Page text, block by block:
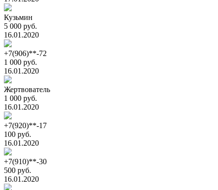
Кузьмин
5 000 руб.
16.01.2020
+7(906)**-72
1 000 руб.
16.01.2020
Жертвователь
1 000 руб.
16.01.2020
+7(920)**-17
100 руб.
16.01.2020
+7(910)**-30
500 руб.
16.01.2020